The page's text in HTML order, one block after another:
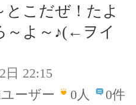
とこだぜ！たよ
～よ～♪(←ヲイ
日 22:15
ーザー
0人 0件